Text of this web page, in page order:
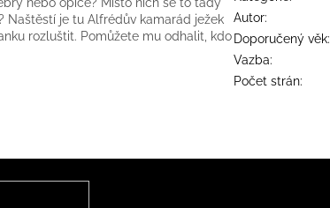
Naštěstí je tu Alfrédův kamarád ježek
rozluštit. Pomůžete mu odhalit, kdo
Autor:
Doporučený věk:
Vazba:
Počet strán: